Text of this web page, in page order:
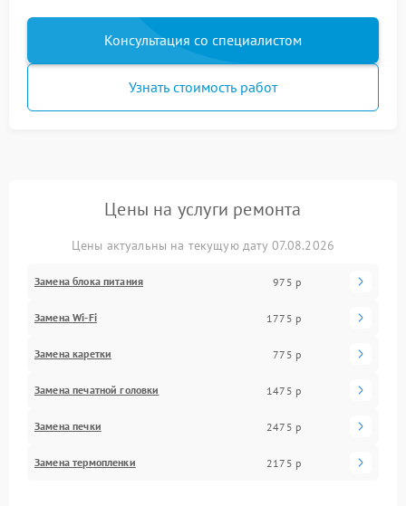
Консультация со специалистом
Узнать стоимость работ
Цены на услуги ремонта
Цены актуальны на текущую дату 07.08.2026
Замена блока питания 975 р
Замена Wi-Fi 1775 р
Замена каретки 775 р
Замена печатной головки 1475 р
Замена печки 2475 р
Замена термопленки 2175 р